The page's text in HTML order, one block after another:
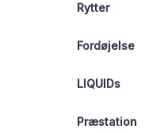
Rytter
Fordøjelse
LIQUIDs
Præstation